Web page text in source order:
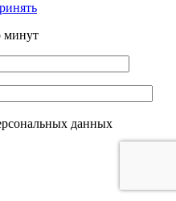
минут
данных